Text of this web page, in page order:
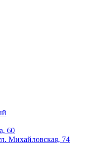
60
Михайловская, 74